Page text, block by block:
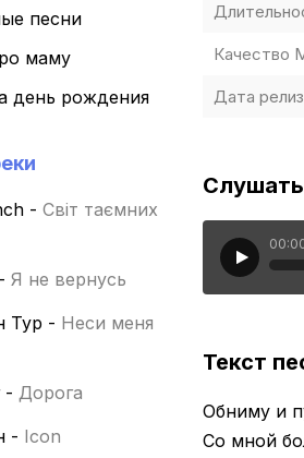
песни
маму
день рождения
- Світ таємних
- Я не вернусь
Тур - Неси меня
- Дорога
- Icon
Качество
Дата
Текст
Обниму и
Со мной